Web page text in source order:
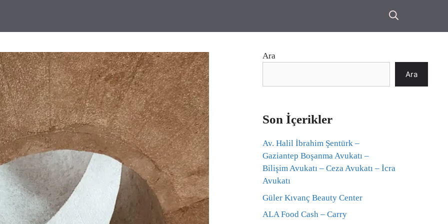
Ara
Ara
Son İçerikler
Av. Halil İbrahim Şentürk –
Gaziantep Boşanma Avukatı –
Bilişim Avukatı – Ceza Avukatı – İcra
Avukatı
Güler Kıvanç Beauty Center
ALA Food Cash – Carry